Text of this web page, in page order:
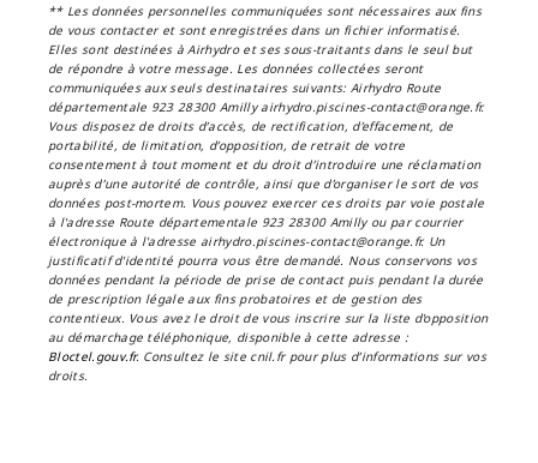
** Les données personnelles communiquées sont nécessaires aux fins
de vous contacter et sont enregistrées dans un fichier informatisé.
Elles sont destinées à Airhydro et ses sous-traitants dans le seul but
de répondre à votre message. Les données collectées seront
communiquées aux seuls destinataires suivants: Airhydro Route
départementale 923 28300 Amilly airhydro.piscines-contact@orange.fr.
Vous disposez de droits d’accès, de rectification, d’effacement, de
portabilité, de limitation, d’opposition, de retrait de votre
consentement à tout moment et du droit d’introduire une réclamation
auprès d’une autorité de contrôle, ainsi que d’organiser le sort de vos
données post-mortem. Vous pouvez exercer ces droits par voie postale
à l'adresse Route départementale 923 28300 Amilly ou par courrier
électronique à l'adresse airhydro.piscines-contact@orange.fr. Un
justificatif d'identité pourra vous être demandé. Nous conservons vos
données pendant la période de prise de contact puis pendant la durée
de prescription légale aux fins probatoires et de gestion des
contentieux. Vous avez le droit de vous inscrire sur la liste d'opposition
au démarchage téléphonique, disponible à cette adresse :
Bloctel.gouv.fr. Consultez le site cnil.fr pour plus d’informations sur vos
droits.